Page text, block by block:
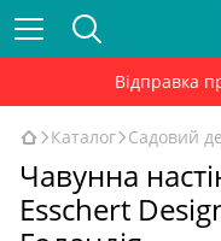
Відправка
Каталог Садовий
Чавунна
Esschert